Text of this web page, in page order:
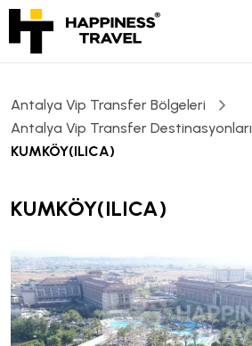
Antalya Vip Transfer Bölgeleri
Antalya Vip Transfer Destinasyonları
KUMKÖY(ILICA)
KUMKÖY(ILICA)